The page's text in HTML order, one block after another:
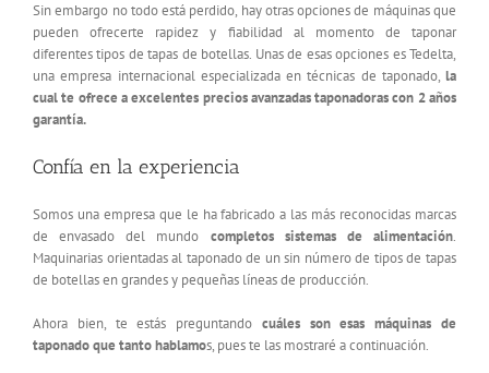
Sin embargo no todo está perdido, hay otras opciones de máquinas que
pueden ofrecerte rapidez y fiabilidad al momento de taponar
diferentes tipos de tapas de botellas. Unas de esas opciones es Tedelta,
una empresa internacional especializada en técnicas de taponado, la
cual te ofrece a excelentes precios avanzadas taponadoras con 2 años
garantía.
Confía en la experiencia
Somos una empresa que le ha fabricado a las más reconocidas marcas
de envasado del mundo completos sistemas de alimentación.
Maquinarias orientadas al taponado de un sin número de tipos de tapas
de botellas en grandes y pequeñas líneas de producción.
Ahora bien, te estás preguntando cuáles son esas máquinas de
taponado que tanto hablamos, pues te las mostraré a continuación.